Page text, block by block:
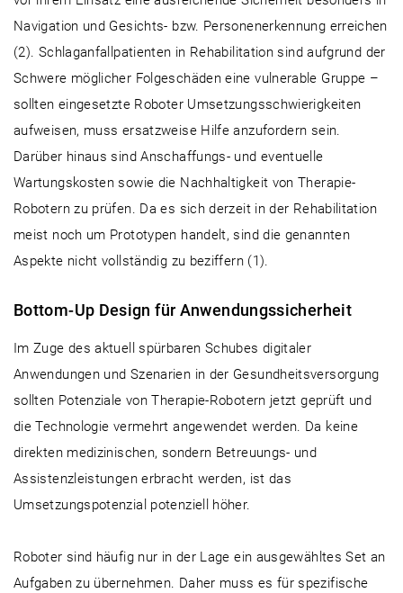
Navigation und Gesichts- bzw. Personenerkennung erreichen
(2). Schlaganfallpatienten in Rehabilitation sind aufgrund der
Schwere möglicher Folgeschäden eine vulnerable Gruppe –
sollten eingesetzte Roboter Umsetzungsschwierigkeiten
aufweisen, muss ersatzweise Hilfe anzufordern sein.
Darüber hinaus sind Anschaffungs- und eventuelle
Wartungskosten sowie die Nachhaltigkeit von Therapie-
Robotern zu prüfen. Da es sich derzeit in der Rehabilitation
meist noch um Prototypen handelt, sind die genannten
Aspekte nicht vollständig zu beziffern (1).
Bottom-Up Design für Anwendungssicherheit
Im Zuge des aktuell spürbaren Schubes digitaler
Anwendungen und Szenarien in der Gesundheitsversorgung
sollten Potenziale von Therapie-Robotern jetzt geprüft und
die Technologie vermehrt angewendet werden. Da keine
direkten medizinischen, sondern Betreuungs- und
Assistenzleistungen erbracht werden, ist das
Umsetzungspotenzial potenziell höher.
Roboter sind häufig nur in der Lage ein ausgewähltes Set an
Aufgaben zu übernehmen. Daher muss es für spezifische